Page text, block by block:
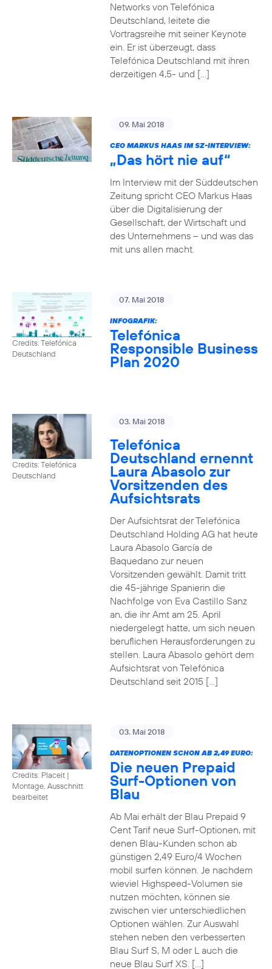
Networks von Telefónica
Deutschland, leitete die
Vortragsreihe mit seiner Keynote
ein. Er ist überzeugt, dass
Telefónica Deutschland mit ihren
derzeitigen 4,5- und […]
09. Mai 2018
CEO MARKUS HAAS IM SZ-INTERVIEW:
„Das hört nie auf“
Im Interview mit der Süddeutschen
Zeitung spricht CEO Markus Haas
über die Digitalisierung der
Gesellschaft, der Wirtschaft und
des Unternehmens – und was das
mit uns allen macht.
Credits: Telefónica
Deutschland
07. Mai 2018
INFOGRAFIK:
Telefónica
Responsible Business
Plan 2020
Credits: Telefónica
Deutschland
03. Mai 2018
Telefónica
Deutschland ernennt
Laura Abasolo zur
Vorsitzenden des
Aufsichtsrats
Der Aufsichtsrat der Telefónica
Deutschland Holding AG hat heute
Laura Abasolo García de
Baquedano zur neuen
Vorsitzenden gewählt. Damit tritt
die 45-jährige Spanierin die
Nachfolge von Eva Castillo Sanz
an, die ihr Amt am 25. April
niedergelegt hatte, um sich neuen
beruflichen Herausforderungen zu
stellen. Laura Abasolo gehört dem
Aufsichtsrat von Telefónica
Deutschland seit 2015 […]
Credits: Placeit |
Montage, Ausschnitt
bearbeitet
03. Mai 2018
DATENOPTIONEN SCHON AB 2,49 EURO:
Die neuen Prepaid
Surf-Optionen von
Blau
Ab Mai erhält der Blau Prepaid 9
Cent Tarif neue Surf-Optionen, mit
denen Blau-Kunden schon ab
günstigen 2,49 Euro/4 Wochen
mobil surfen können. Je nachdem
wieviel Highspeed-Volumen sie
nutzen möchten, können sie
zwischen vier unterschiedlichen
Optionen wählen. Zur Auswahl
stehen neben den verbesserten
Blau Surf S, M oder L auch die
neue Blau Surf XS. […]